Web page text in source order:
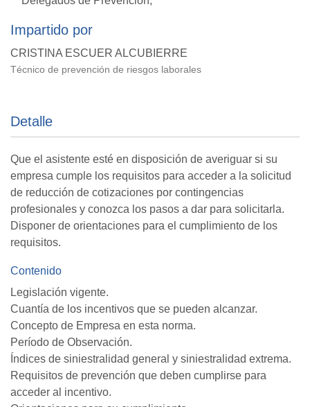
Impartido por
CRISTINA ESCUER ALCUBIERRE
Técnico de prevención de riesgos laborales
Detalle
Que el asistente esté en disposición de averiguar si su
empresa cumple los requisitos para acceder a la solicitud
de reducción de cotizaciones por contingencias
profesionales y conozca los pasos a dar para solicitarla.
Disponer de orientaciones para el cumplimiento de los
requisitos.
Contenido
Legislación vigente.
Cuantía de los incentivos que se pueden alcanzar.
Concepto de Empresa en esta norma.
Período de Observación.
Índices de siniestralidad general y siniestralidad extrema.
Requisitos de prevención que deben cumplirse para
acceder al incentivo.